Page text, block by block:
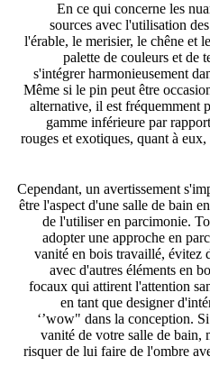
En ce qui concerne les
sources avec l'utilisation
l'érable, le merisier, le chêne et
palette de couleurs et de
s'intégrer harmonieusement
Même si le pin peut être
alternative, il est fréquemment
gamme inférieure par
rouges et exotiques, quant à
Cependant, un avertissement
être l'aspect d'une salle de bain
de l'utiliser en parcimonie.
adopter une approche en
vanité en bois travaillé, évitez
avec d'autres éléments en
focaux qui attirent l'attention
en tant que designer
‘’wow" dans la conception.
vanité de votre salle de bain,
risquer de lui faire de l'ombre